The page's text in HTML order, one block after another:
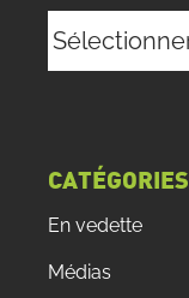
CATÉGORIES
En vedette
Médias